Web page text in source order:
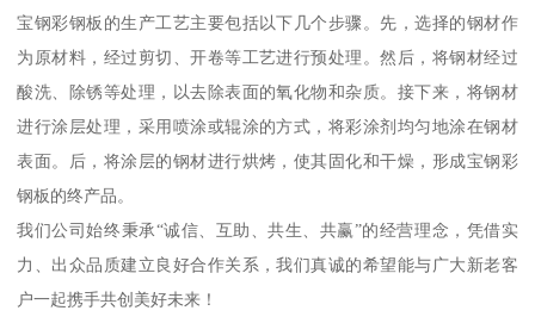
宝钢彩钢板的生产工艺主要包括以下几个步骤。先，选择的钢材作
为原材料，经过剪切、开卷等工艺进行预处理。然后，将钢材经过
酸洗、除锈等处理，以去除表面的氧化物和杂质。接下来，将钢材
进行涂层处理，采用喷涂或辊涂的方式，将彩涂剂均匀地涂在钢材
表面。后，将涂层的钢材进行烘烤，使其固化和干燥，形成宝钢彩
钢板的终产品。
我们公司始终秉承“诚信、互助、共生、共赢”的经营理念，凭借实
力、出众品质建立良好合作关系，我们真诚的希望能与广大新老客
户一起携手共创美好未来！